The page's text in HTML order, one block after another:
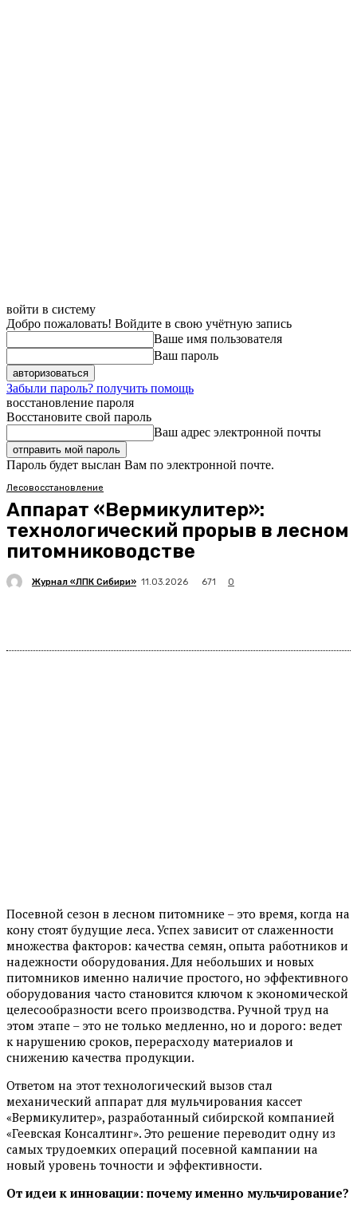
войти в систему
Добро пожаловать! Войдите в свою учётную запись
Ваше имя пользователя
Ваш пароль
Забыли пароль? получить помощь
восстановление пароля
Восстановите свой пароль
Ваш адрес электронной почты
Пароль будет выслан Вам по электронной почте.
Лесовосстановление
Аппарат «Вермикулитер»:
технологический прорыв в лесном
питомниководстве
Журнал «ЛПК Сибири» 11.03.2026 671 0
Посевной сезон в лесном питомнике – это время, когда на
кону стоят будущие леса. Успех зависит от слаженности
множества факторов: качества семян, опыта работников и
надежности оборудования. Для небольших и новых
питомников именно наличие простого, но эффективного
оборудования часто становится ключом к экономической
целесообразности всего производства. Ручной труд на
этом этапе – это не только медленно, но и дорого: ведет
к нарушению сроков, перерасходу материалов и
снижению качества продукции.
Ответом на этот технологический вызов стал
механический аппарат для мульчирования кассет
«Вермикулитер», разработанный сибирской компанией
«Геевская Консалтинг». Это решение переводит одну из
самых трудоемких операций посевной кампании на
новый уровень точности и эффективности.
От идеи к инновации: почему именно мульчирование?